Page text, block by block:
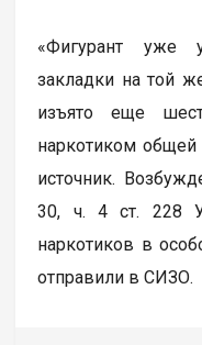
«Фигурант уже
закладки на той
изъято еще
наркотиком
источник.
30, ч. 4 ст. 228
наркотиков в
отправили в СИЗО.